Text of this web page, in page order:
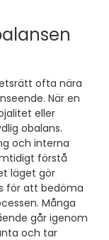
ofta nära
När en
eller
obalans.
och interna
förstå
läget gör
för att bedöma
Många
går igenom
och tar